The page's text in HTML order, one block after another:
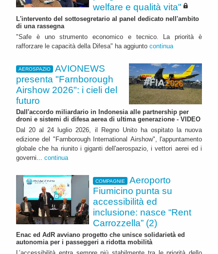
welfare e qualità vita"
L'intervento del sottosegretario al panel dedicato nell'ambito
di una rassegna
"Safe è uno strumento economico e tecnico. La priorità è
rafforzare le capacità della Difesa" ha aggiunto continua
AEROSPAZIO
AVIONEWS
presenta "Farnborough
Airshow 2026": i cieli del
futuro
Dall'accordo miliardario in Indonesia alle partnership per
droni e sistemi di difesa aerea di ultima generazione - VIDEO
Dal 20 al 24 luglio 2026, il Regno Unito ha ospitato la nuova
edizione del "Farnborough International Airshow", l'appuntamento
globale che ha riunito i giganti dell'aerospazio, i vettori aerei ed i
governi... continua
COMPAGNIE
Aeroporto
Fiumicino punta su
accessibilità ed
inclusione: nasce “Rent
Carrozzella” (2)
Enac ed AdR avviano progetto che unisce solidarietà ed
autonomia per i passeggeri a ridotta mobilità